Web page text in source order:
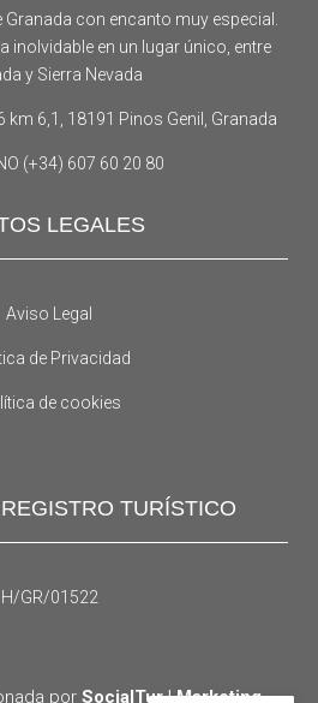
con encanto muy especial.
inolvidable en un lugar único, entre
y Sierra Nevada
km 6,1, 18191 Pinos Genil, Granada
(+34) 607 60 20 80
LEGALES
Aviso Legal
de Privacidad
de cookies
TURÍSTICO
H/GR/01522
porSocialTur | Marketing